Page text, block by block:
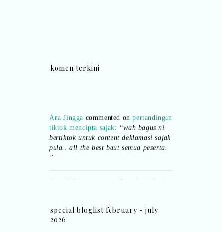
komen terkini
tiktok mencipta sajak:“wah bagus ni
bertiktok untuk content deklamasi sajak
pula.. all the best baut semua peserta.
”
aktiviti interaktif program. Inovasi AI
dan teknologi digital terbaik!”
special bloglist february - july
2026